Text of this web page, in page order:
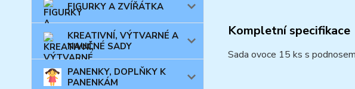
FIGURKY A ZVÍŘÁTKA
KREATIVNÍ, VÝTVARNÉ A
NAUČNÉ SADY
PANENKY, DOPLŇKY K
PANENKÁM
Kompletní specifikace
Sada ovoce 15 ks s